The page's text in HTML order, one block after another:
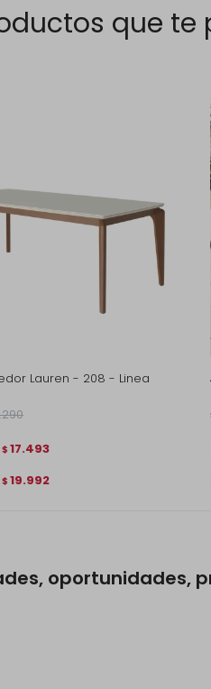
que te
Lauren - 208 - Linea
$ 17.493
$ 19.992
oportunidades,